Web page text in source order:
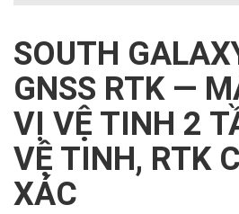
SOUTH
GNSS RTK —
VỊ VỆ TINH 2
VỆ TINH, RTK
XÁC